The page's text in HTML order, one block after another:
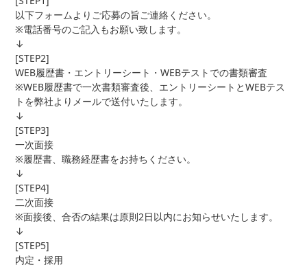
以下フォームよりご応募の旨ご連絡ください。
※電話番号のご記入もお願い致します。
↓
[STEP2]
WEB履歴書・エントリーシート・WEBテストでの書類審査
※WEB履歴書で一次書類審査後、エントリーシートとWEBテス
トを弊社よりメールで送付いたします。
↓
[STEP3]
一次面接
※履歴書、職務経歴書をお持ちください。
↓
[STEP4]
二次面接
※面接後、合否の結果は原則2日以内にお知らせいたします。
↓
[STEP5]
内定・採用